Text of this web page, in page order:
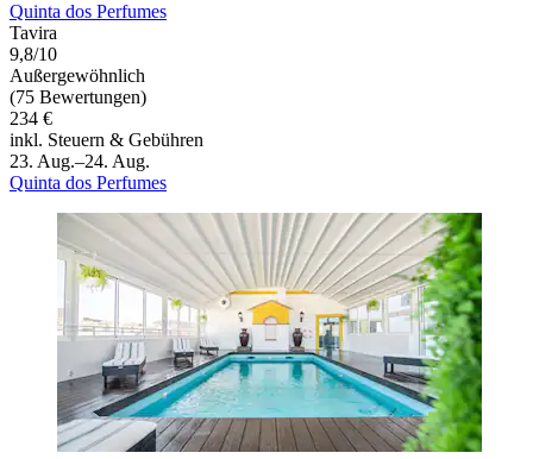
Quinta dos Perfumes
Tavira
9,8/10
Außergewöhnlich
(75 Bewertungen)
234 €
inkl. Steuern & Gebühren
23. Aug.–24. Aug.
Quinta dos Perfumes